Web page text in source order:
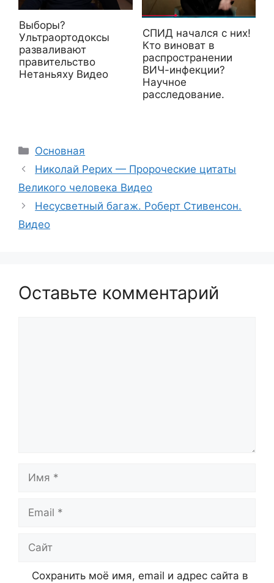
Выборы?
Ультраортодоксы
разваливают
правительство
Нетаньяху Видео
СПИД начался с них!
Кто виноват в
распространении
ВИЧ-инфекции?
Научное
расследование.
Рубрики
Основная
Николай Рерих — Пророческие цитаты
Великого человека Видео
Несусветный багаж. Роберт Стивенсон.
Видео
Оставьте комментарий
Имя
Email
Сайт
Сохранить моё имя, email и адрес сайта в